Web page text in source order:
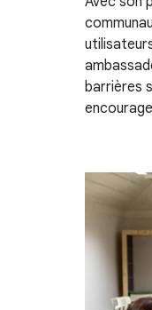
barrières